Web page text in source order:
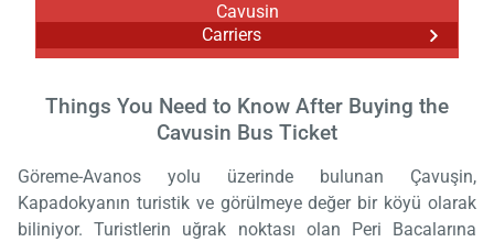
Cavusin
Carriers
Things You Need to Know After Buying the
Cavusin Bus Ticket
Göreme-Avanos yolu üzerinde bulunan Çavuşin,
Kapadokyanın turistik ve görülmeye değer bir köyü olarak
biliniyor. Turistlerin uğrak noktası olan Peri Bacalarına